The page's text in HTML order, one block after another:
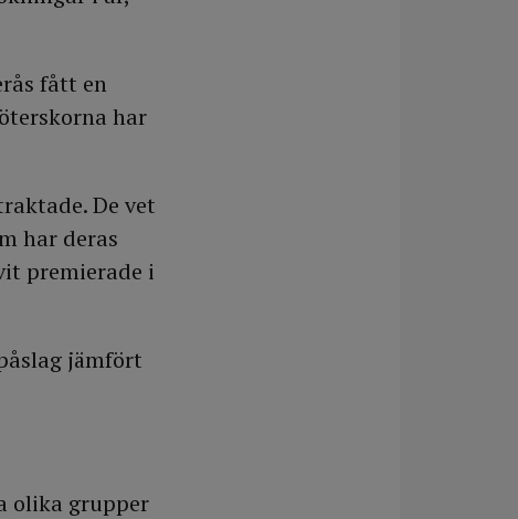
fått en
har
De vet
har deras
premierade i
jämfört
olika grupper